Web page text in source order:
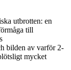
utbrotten: en
till
bilden av varför 2-
mycket